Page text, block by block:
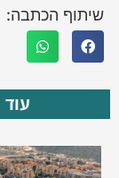
שיתוף הכתבה:
עוד